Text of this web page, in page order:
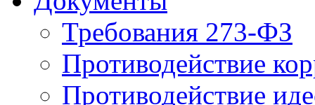
Требования 273-ФЗ
Противодействие
Противодействие